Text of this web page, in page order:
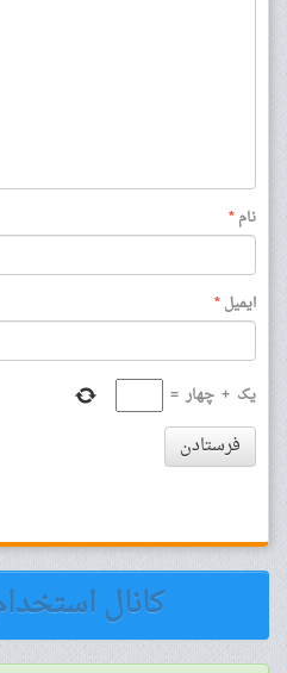
نام*
ایمیل*
یک + چهار =
فرستادن
کانال